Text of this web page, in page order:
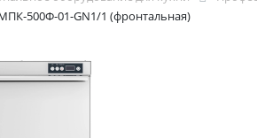
500Ф-01-GN1/1 (фронтальная)